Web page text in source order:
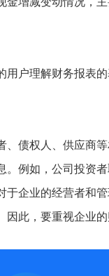
用户理解财务报表
、债权人、供应商
。例如，公司投资
于企业的经营者和
因此，要重视企业